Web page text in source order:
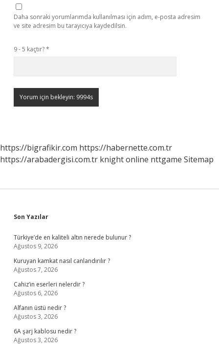
Daha sonraki yorumlarımda kullanılması için adım, e-posta adresim
ve site adresim bu tarayıcıya kaydedilsin.
9 - 5 kaçtır?*
https://bigrafikir.com https://habernette.com.tr
https://arabadergisi.com.tr knight online nttgame Sitemap
Sidebar
Son Yazılar
Türkiye’de en kaliteli altın nerede bulunur ?
Ağustos 9, 2026
Kuruyan kamkat nasıl canlandırılır ?
Ağustos 7, 2026
Cahiz’in eserleri nelerdir ?
Ağustos 6, 2026
Alfanın üstü nedir ?
Ağustos 3, 2026
6A şarj kablosu nedir ?
Ağustos 3, 2026